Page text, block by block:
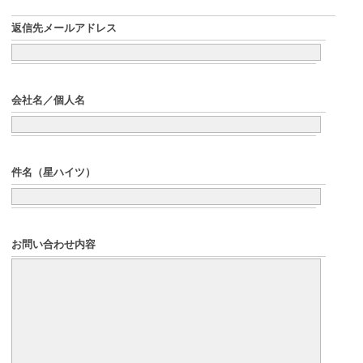
返信先メールアドレス
会社名／個人名
件名（星ハイツ）
お問い合わせ内容